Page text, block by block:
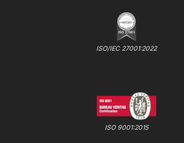
ISO/IEC 27001:2022
ISO 9001:2015